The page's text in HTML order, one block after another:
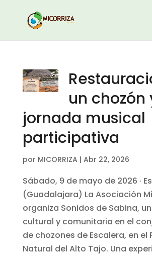
un chozón
jornada musical
participativa
por MICORRIZA | Abr 22, 2026
Sábado, 9 de mayo de 2026 ·
(Guadalajara) La Asociación
organiza Sonidos de Sabina,
cultural y comunitaria en el
de chozones de Escalera, en el
Natural del Alto Tajo. Una